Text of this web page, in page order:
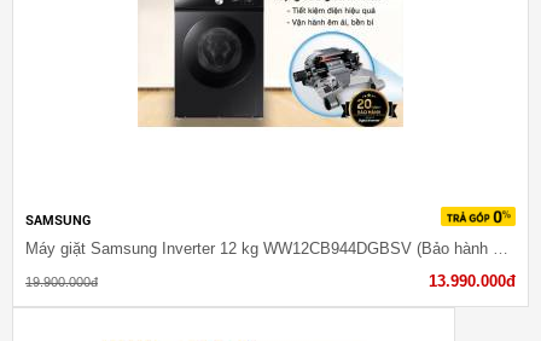
SAMSUNG
Máy giặt Samsung Inverter 12 kg WW12CB944DGBSV (Bảo hành 3 năm)
19.900.000đ 13.990.000đ